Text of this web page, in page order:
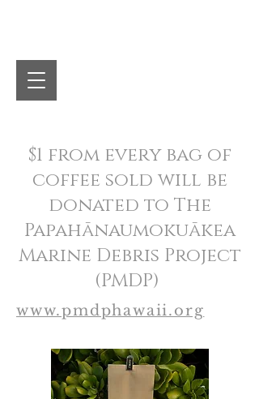
$1 from every bag of
coffee sold will be
donated to The
Papahānaumokuākea
Marine Debris Project
(PMDP)
www.pmdphawaii.org